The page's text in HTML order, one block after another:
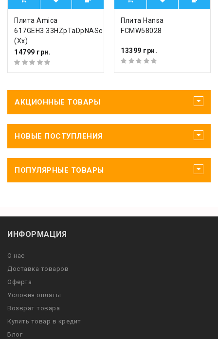
Плита Amica
617GEH3.33HZpTaDpNASc
(Xx)
14799 грн.
Плита Hansa
FCMW58028
13399 грн.
АКЦИОННЫЕ ТОВАРЫ
НОВЫЕ ПОСТУПЛЕНИЯ
ПОПУЛЯРНЫЕ ТОВАРЫ
ИНФОРМАЦИЯ
О нас
Доставка товаров
Оферта
Условия оплаты
Возврат товара
Купить товар в кредит
Блог